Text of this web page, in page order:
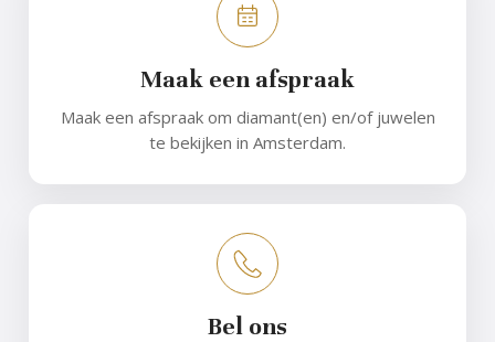
Maak een afspraak
Maak een afspraak om diamant(en) en/of juwelen
te bekijken in Amsterdam.
Bel ons